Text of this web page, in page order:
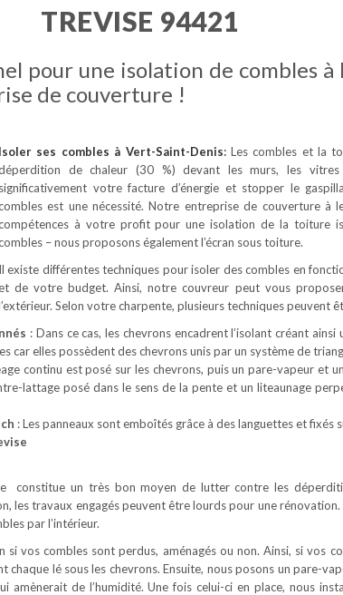
TREVISE 94421
pour une isolation de combles à
de couverture !
Isoler ses combles à Vert-Saint-Denis:Les combles et la
de chaleur (30 %) devant les murs, les
significativement votre facture d’énergie et stopper le
est une nécessité. Notre entreprise de couverture à
à votre profit pour une isolation de la toiture
– nous proposons également l’écran sous toiture.
Il existe différentes techniques pour isoler des combles en
de votre budget. Ainsi, notre couvreur peut vous
Selon votre charpente, plusieurs techniques peuvent
: Dans ce cas, les chevrons encadrent l’isolant créant ainsi
car elles possèdent des chevrons unis par un système de
continu est posé sur les chevrons, puis un pare-vapeur et
lattage posé dans le sens de la pente et un liteaunage
: Les panneaux sont emboîtés grâce à des languettes et fixés
constitue un très bon moyen de lutter contre les
les travaux engagés peuvent être lourds pour une
par l’intérieur.
vos combles sont perdus, aménagés ou non. Ainsi, si vos
lé sous les chevrons. Ensuite, nous posons un pare-
amènerait de l’humidité. Une fois celui-ci en place, nous